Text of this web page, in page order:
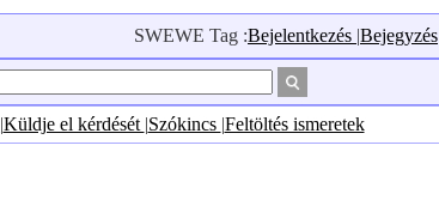
SWEWE Tag :Bejelentkezés |Bejegyzés
|Küldje el kérdését |Szókincs |Feltöltés ismeretek